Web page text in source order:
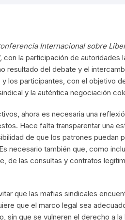
Internacional sobre
con la participación de autoridades
resultado del debate y el
los participantes, con el objetivo
y la auténtica negociación
ahora es necesaria una
Hace falta transparentar una
de que los patrones puedan
necesario también que, como
de las consultas y contratos
que las mafias sindicales
que el marco legal sea
que se vulneren el derecho a